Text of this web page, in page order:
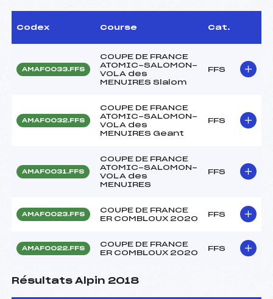
Codex Course Cat.
AMAF0033.FFS
COUPE DE FRANCE
ATOMIC-SALOMON-
VOLA des
MENUIRES Slalom
FFS
AMAF0032.FFS
COUPE DE FRANCE
ATOMIC-SALOMON-
VOLA des
MENUIRES Geant
FFS
AMAF0031.FFS
COUPE DE FRANCE
ATOMIC-SALOMON-
VOLA des
MENUIRES
FFS
AMAF0023.FFS
COUPE DE FRANCE
ER COMBLOUX 2020
FFS
AMAF0022.FFS
COUPE DE FRANCE
ER COMBLOUX 2020
FFS
Résultats Alpin 2018